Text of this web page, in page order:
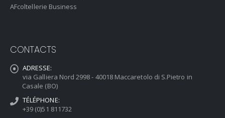
AFcoltellerie Business
CONTACTS
ADRESSE:
via Galliera Nord 2998 - 40018 Maccaretolo di S.Pietro in
Casale (BO)
TÉLÉPHONE:
+39 (0)51 811732